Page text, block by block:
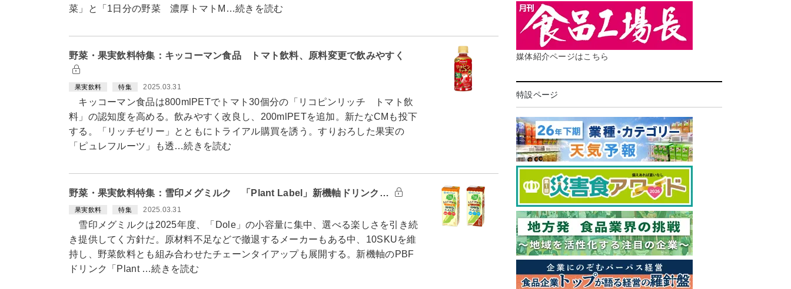
菜」と「1日分の野菜 濃厚トマトM…続きを読む
野菜・果実飲料特集：キッコーマン食品 トマト飲料、原料変更で飲みやすく
果実飲料 特集 2025.03.31
キッコーマン食品は800mlPETでトマト30個分の「リコピンリッチ トマト飲
料」の認知度を高める。飲みやすく改良し、200mlPETを追加。新たなCMも投下
する。「リッチゼリー」とともにトライアル購買を誘う。すりおろした果実の
「ピュレフルーツ」も透…続きを読む
野菜・果実飲料特集：雪印メグミルク 「Plant Label」新機軸ドリンク…
果実飲料 特集 2025.03.31
雪印メグミルクは2025年度、「Dole」の小容量に集中、選べる楽しさを引き続
き提供してく方針だ。原材料不足などで撤退するメーカーもある中、10SKUを維
持し、野菜飲料とも組み合わせたチェーンタイアップも展開する。新機軸のPBF
ドリンク「Plant …続きを読む
媒体紹介ページはこちら
特設ページ